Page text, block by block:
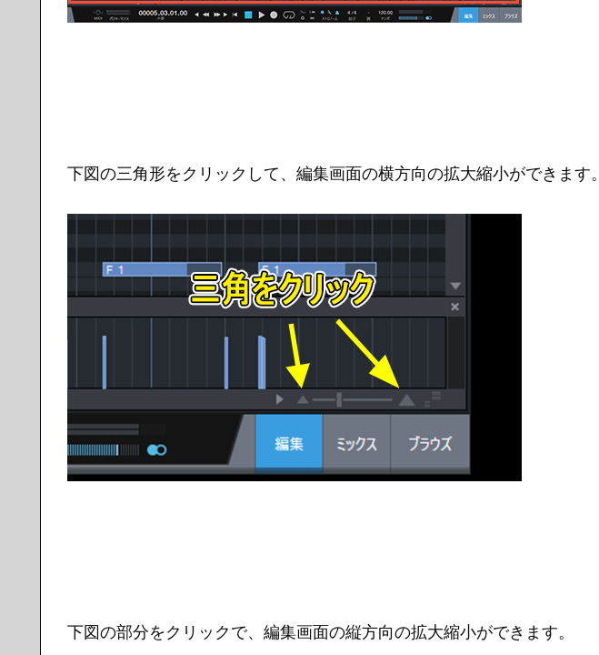
下図の三角形をクリックして、編集画面の横方向の拡大縮小ができます。
下図の部分をクリックで、編集画面の縦方向の拡大縮小ができます。